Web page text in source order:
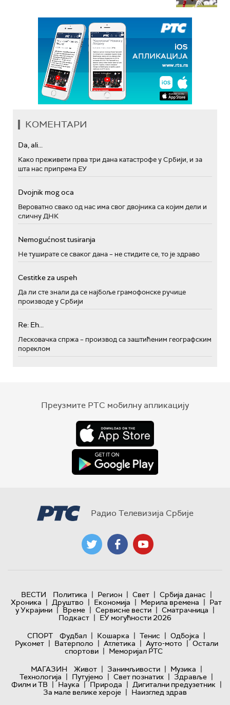
КОМЕНТАРИ
Da, ali...
Како преживети прва три дана катастрофе у Србији, и за
шта нас припрема ЕУ
Dvojnik mog oca
Вероватно свако од нас има свог двојника са којим дели и
сличну ДНК
Nemogućnost tusiranja
Не туширате се сваког дана – не стидите се, то је здраво
Cestitke za uspeh
Да ли сте знали да се најбоље грамофонске ручице
производе у Србији
Re: Eh...
Лесковачка спржа – производ са заштићеним географским
пореклом
Преузмите РТС мобилну апликацију
Радио Телевизија Србије
ВЕСТИ Политика | Регион | Свет | Србија данас |
Хроника | Друштво | Економија | Мерила времена | Рат
у Украјини | Време | Сервисне вести | Сматрачница |
Подкаст | ЕУ могућности 2026
СПОРТ
Фудбал | Кошарка | Тенис | Одбојка |
Рукомет | Ватерполо | Атлетика | Ауто-мото | Остали
спортови | Меморијал РТС
МАГАЗИН
Живот | Занимљивости | Музика |
Технологијa | Путујемо | Свет познатих | Здравље |
Филм и ТВ | Наука | Природа | Дигитални предузетник |
За мале велике хероје | Наизглед здрав